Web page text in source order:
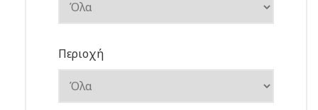
Περιοχή